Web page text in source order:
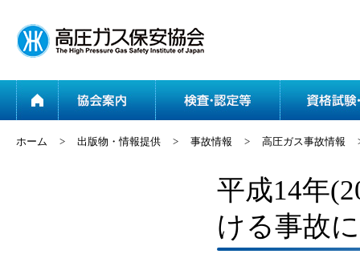
協会案内
ホーム > 出版物・情報提供 > 事故情報 > 高圧ガス事故情報
平成14年
ける事故